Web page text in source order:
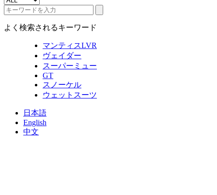
よく検索されるキーワード
マンティスLVR
ヴェイダー
スーパーミュー
GT
スノーケル
ウェットスーツ
日本語
English
中文